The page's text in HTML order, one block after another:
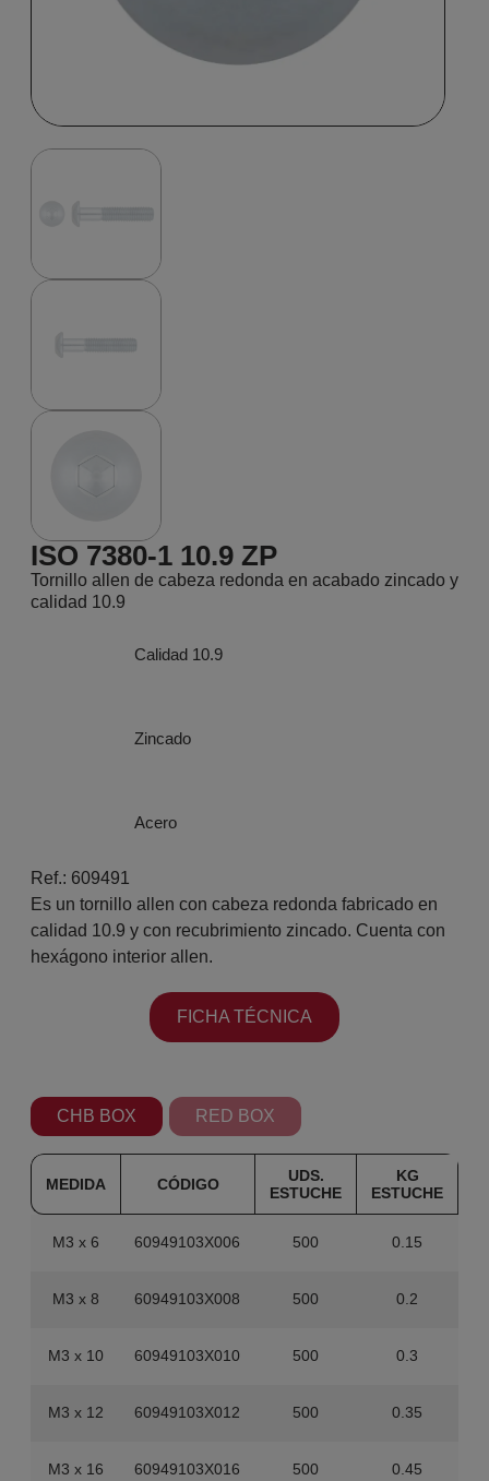
ISO 7380-1 10.9 ZP
Tornillo allen de cabeza redonda en acabado zincado y
calidad 10.9
Calidad 10.9
Zincado
Acero
Ref.: 609491
Es un tornillo allen con cabeza redonda fabricado en
calidad 10.9 y con recubrimiento zincado. Cuenta con
hexágono interior allen.
FICHA TÉCNICA
CHB BOX RED BOX
MEDIDA CÓDIGO
UDS.
ESTUCHE
KG
ESTUCHE
M3 x 6 60949103X006 500 0.15
M3 x 8 60949103X008 500 0.2
M3 x 10 60949103X010 500 0.3
M3 x 12 60949103X012 500 0.35
M3 x 16 60949103X016 500 0.45